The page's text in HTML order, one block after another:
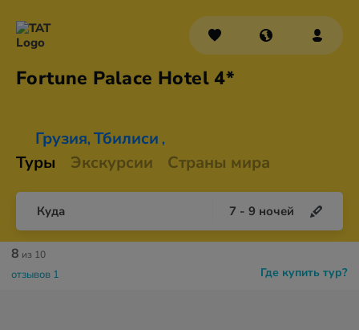
Fortune Palace Hotel 4*
Грузия, Тбилиси ,
Туры Экскурсии Страны мира
Куда 7 - 9 ночей
Где купить тур?
8 из 10
отзывов 1